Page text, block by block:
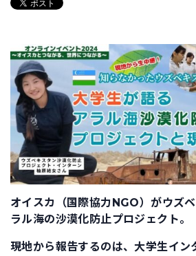
オイスカ（国際協力NGO）がウズ
ラル海の沙漠化防止プロジェクト。
現地から報告するのは、大学生イン